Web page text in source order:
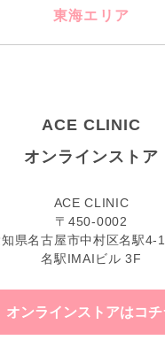
東海エリア
ACE CLINIC
オンラインストア
ACE CLINIC
〒450-0002
県名古屋市中村区名駅4-
名駅IMAIビル 3F
オンラインストアはコチ